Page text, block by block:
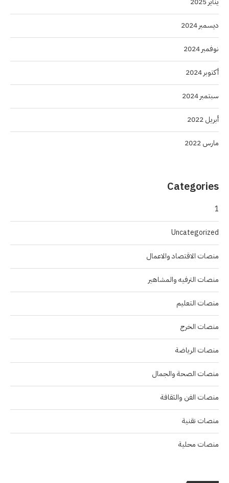
ديسمبر 2024
نوفمبر 2024
أكتوبر 2024
سبتمبر 2024
أبريل 2022
مارس 2022
Categories
1
Uncategorized
منصات الاقتصاد والاعمال
منصات الترفيه والمشاهير
منصات التعليم
منصات الخرج
منصات الرياضة
منصات الصحة والجمال
منصات الفن والثقافة
منصات تقنية
منصات محلية